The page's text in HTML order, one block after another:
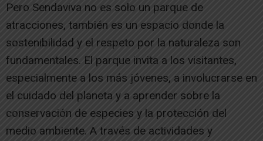
Pero Sendaviva no es solo un parque de
atracciones, también es un espacio donde la
sostenibilidad y el respeto por la naturaleza son
fundamentales. El parque invita a los visitantes,
especialmente a los más jóvenes, a involucrarse en
el cuidado del planeta y a aprender sobre la
conservación de especies y la protección del
medio ambiente. A través de actividades y